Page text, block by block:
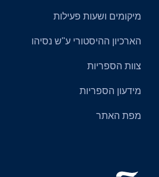
מיקומים ושעות פעילות
הארכיון ההיסטורי ע"ש נסיהו
צוות הספריות
מידעון הספריות
מפת האתר